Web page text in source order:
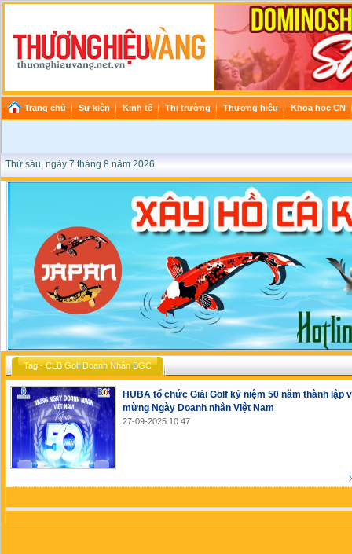
Trang chủ Sự kiện Kinh tế Thị trường Thương hiệu Khoa học CN
Thứ sáu, ngày 7 tháng 8 năm 2026
Tag - CLB Golf Doanh Nhân BGC
HUBA tổ chức Giải Golf kỷ niệm 50 năm thành lập
mừng Ngày Doanh nhân Việt Nam
27-09-2025 10:47